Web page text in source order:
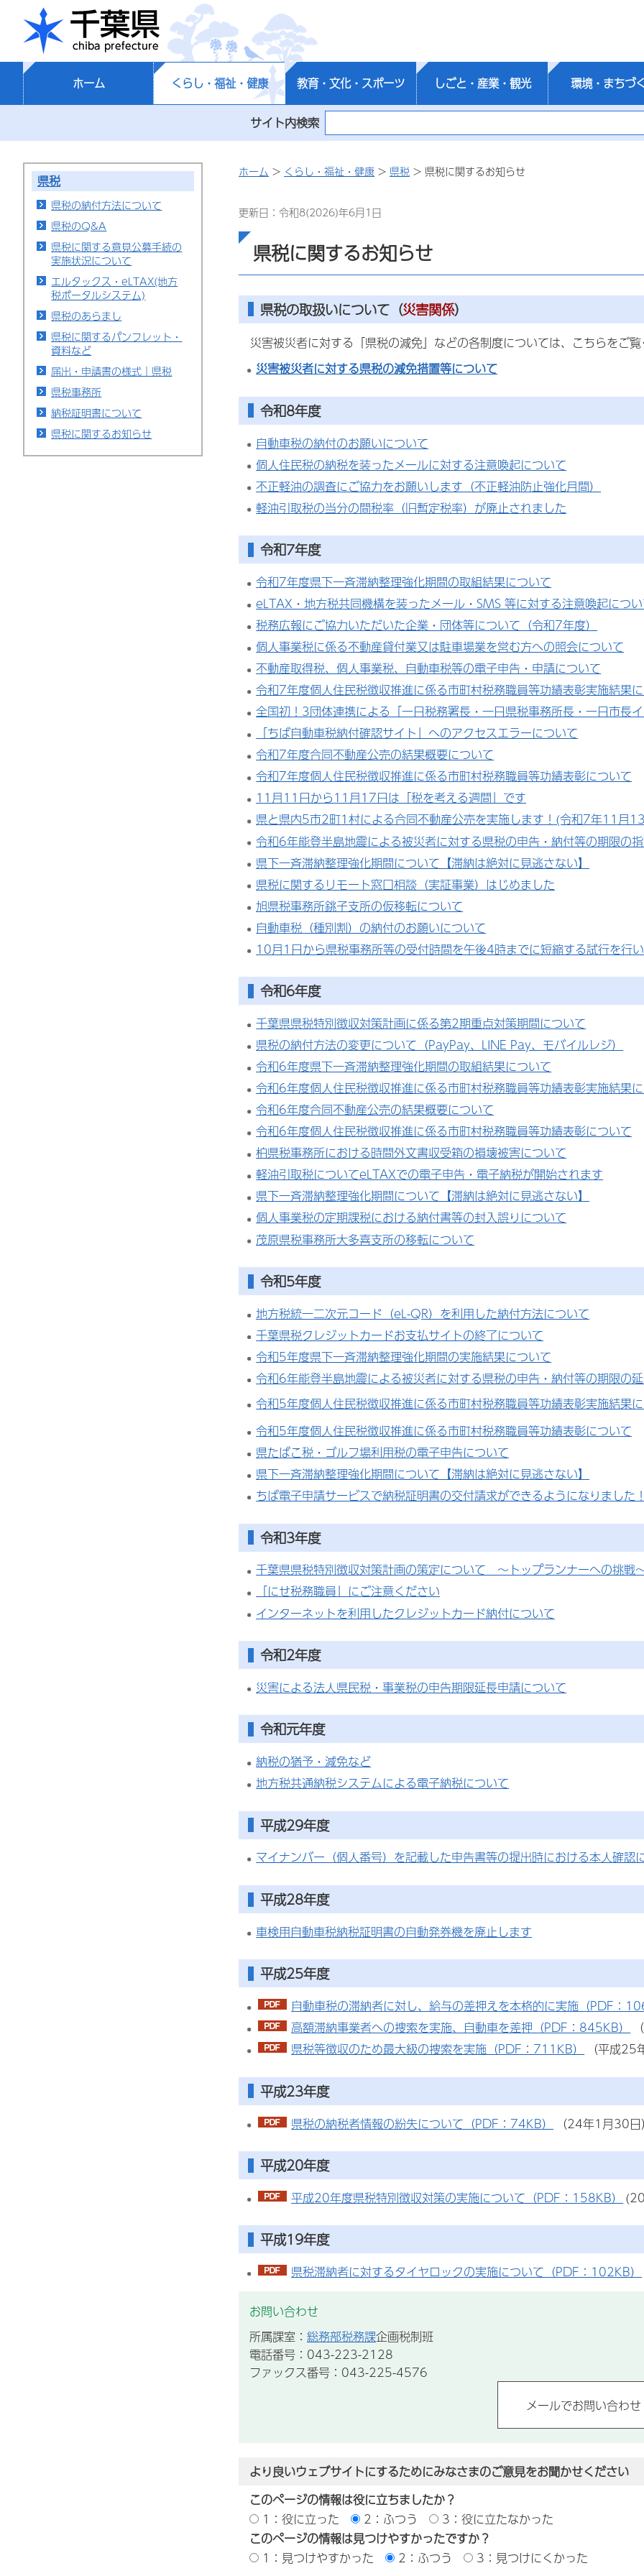
千葉県
ホーム くらし・福祉・健康 教育・文化・スポーツ しごと・産業・観光 環境・まちづ
サイト内検索
県税
県税の納付方法について
県税のQ&A
県税に関する意見公募手続の
実施状況について
エルタックス・eLTAX(地方
税ポータルシステム)
県税のあらまし
県税に関するパンフレット・
資料など
届出・申請書の様式｜県税
県税事務所
納税証明書について
県税に関するお知らせ
ホーム > くらし・福祉・健康 > 県税 > 県税に関するお知らせ
更新日：令和8(2026)年6月1日
県税に関するお知らせ
県税の取扱いについて（災害関係）
災害被災者に対する「県税の減免」などの各制度については、こちらをご
災害被災者に対する県税の減免措置等について
令和8年度
自動車税の納付のお願いについて
個人住民税の納税を装ったメールに対する注意喚起について
不正軽油の調査にご協力をお願いします（不正軽油防止強化月間）
軽油引取税の当分の間税率（旧暫定税率）が廃止されました
令和7年度
令和7年度県下一斉滞納整理強化期間の取組結果について
eLTAX・地方税共同機構を装ったメール・SMS 等に対する注意喚起につ
税務広報にご協力いただいた企業・団体等について（令和7年度）
個人事業税に係る不動産貸付業又は駐車場業を営む方への照会について
不動産取得税、個人事業税、自動車税等の電子申告・申請について
令和7年度個人住民税徴収推進に係る市町村税務職員等功績表彰実施結果
全国初！3団体連携による「一日税務署長・一日県税事務所長・一日市長
「ちば自動車税納付確認サイト」へのアクセスエラーについて
令和7年度合同不動産公売の結果概要について
令和7年度個人住民税徴収推進に係る市町村税務職員等功績表彰について
11月11日から11月17日は「税を考える週間」です
県と県内5市2町1村による合同不動産公売を実施します！(令和7年11月
令和6年能登半島地震による被災者に対する県税の申告・納付等の期限の
県下一斉滞納整理強化期間について【滞納は絶対に見逃さない】
県税に関するリモート窓口相談（実証事業）はじめました
旭県税事務所銚子支所の仮移転について
自動車税（種別割）の納付のお願いについて
10月1日から県税事務所等の受付時間を午後4時までに短縮する試行を行
令和6年度
千葉県県税特別徴収対策計画に係る第2期重点対策期間について
県税の納付方法の変更について（PayPay、LINE Pay、モバイルレジ）
令和6年度県下一斉滞納整理強化期間の取組結果について
令和6年度個人住民税徴収推進に係る市町村税務職員等功績表彰実施結果
令和6年度合同不動産公売の結果概要について
令和6年度個人住民税徴収推進に係る市町村税務職員等功績表彰について
柏県税事務所における時間外文書収受箱の損壊被害について
軽油引取税についてeLTAXでの電子申告・電子納税が開始されます
県下一斉滞納整理強化期間について【滞納は絶対に見逃さない】
個人事業税の定期課税における納付書等の封入誤りについて
茂原県税事務所大多喜支所の移転について
令和5年度
地方税統一二次元コード（eL-QR）を利用した納付方法について
千葉県税クレジットカードお支払サイトの終了について
令和5年度県下一斉滞納整理強化期間の実施結果について
令和6年能登半島地震による被災者に対する県税の申告・納付等の期限の
令和5年度個人住民税徴収推進に係る市町村税務職員等功績表彰実施結果
令和5年度個人住民税徴収推進に係る市町村税務職員等功績表彰について
県たばこ税・ゴルフ場利用税の電子申告について
県下一斉滞納整理強化期間について【滞納は絶対に見逃さない】
ちば電子申請サービスで納税証明書の交付請求ができるようになりました
令和3年度
千葉県県税特別徴収対策計画の策定について ～トップランナーへの挑戦
「にせ税務職員」にご注意ください
インターネットを利用したクレジットカード納付について
令和2年度
災害による法人県民税・事業税の申告期限延長申請について
令和元年度
納税の猶予・減免など
地方税共通納税システムによる電子納税について
平成29年度
マイナンバー（個人番号）を記載した申告書等の提出時における本人確認
平成28年度
車検用自動車税納税証明書の自動発券機を廃止します
平成25年度
自動車税の滞納者に対し、給与の差押えを本格的に実施（PDF：
高額滞納事業者への捜索を実施、自動車を差押（PDF：845KB）
県税等徴収のため最大級の捜索を実施（PDF：711KB）
（平成
平成23年度
県税の納税者情報の紛失について（PDF：74KB） （24年1月30
平成20年度
平成20年度県税特別徴収対策の実施について（PDF：158KB）
平成19年度
県税滞納者に対するタイヤロックの実施について（PDF：102KB）
お問い合わせ
所属課室： 総務部税務課企画税制班
電話番号：043-223-2128
ファックス番号：043-225-4576
より良いウェブサイトにするためにみなさまのご意見をお聞かせください
このページの情報は役に立ちましたか？
1：役に立った
2：ふつう
3：役に立たなかった
このページの情報は見つけやすかったですか？
1：見つけやすかった
2：ふつう 3：見つけにくかった